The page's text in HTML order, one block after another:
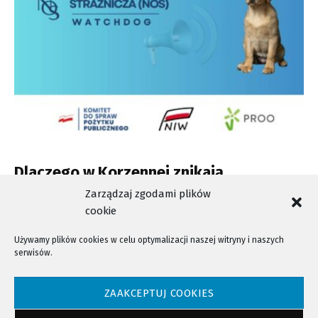
Zarządzaj zgodami plików
cookie
Używamy plików cookies w celu optymalizacji naszej witryny i naszych
serwisów.
ZAAKCEPTUJ COOKIES
Dlaczego w Korzennej znikają
dokumenty przetargowe?
NTV - Nasza Telewizja Sądecka © 2023 Wszystkie prawa zastrzeżone!